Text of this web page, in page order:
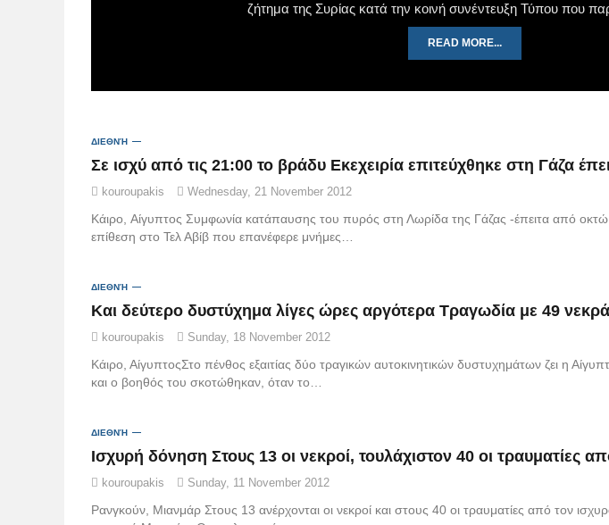
ζήτημα της Συρίας κατά την κοινή συνέντευξη Τύπου που
READ MORE...
ΔΙΕΘΝΉ
kouroupakis Wednesday, 21 November 2012
Κάιρο, Αίγυπτος Συμφωνία κατάπαυσης του πυρός στη Λωρίδα της Γάζας -έπειτα από οκτώ
επίθεση στο Τελ Αβίβ που επανέφερε μνήμες…
ΔΙΕΘΝΉ
kouroupakis Sunday, 18 November 2012
Κάιρο, ΑίγυπτοςΣτο πένθος εξαιτίας δύο τραγικών αυτοκινητικών δυστυχημάτων ζει η
και ο βοηθός του σκοτώθηκαν, όταν το…
ΔΙΕΘΝΉ
kouroupakis Sunday, 11 November 2012
Ρανγκούν, Μιανμάρ Στους 13 ανέρχονται οι νεκροί και στους 40 οι τραυματίες από τον